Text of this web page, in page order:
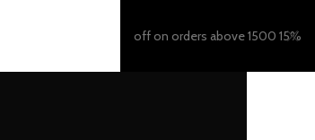
15% off on orders above 1500